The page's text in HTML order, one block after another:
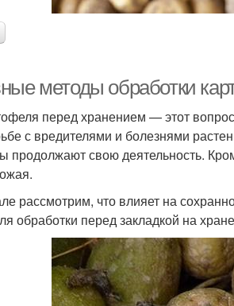
методы обработки
перед хранением — этот
с вредителями и болезнями
продолжают свою деятельность.
рассмотрим, что влияет на
обработки перед закладкой на